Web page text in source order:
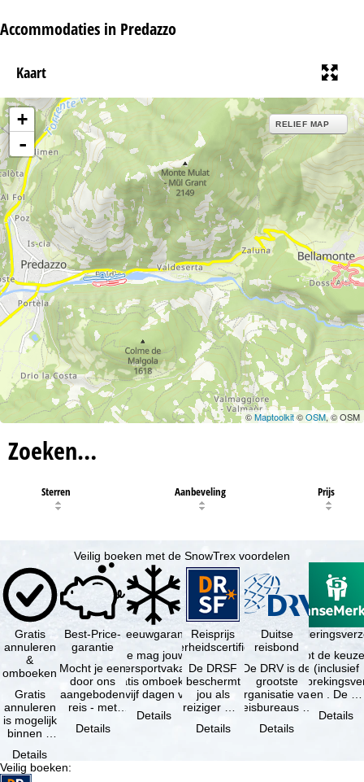
Accommodaties in Predazzo
Kaart
+
-
RELIEF MAP
©Maptoolkit©OSM, © OSM
Zoeken…
Sterren Aanbeveling Prijs
Veilig boeken met de SnowTrex voordelen
Gratis
annuleren
&
omboeken
Gratis
annuleren
is mogelijk
binnen 5
de
boeking,
Details
Best-Price-
garantie
Mocht je een
door ons
aangeboden
reis - met
beschikbaarheid
Details
Sneeuwgarantie
Je mag jouw
wintersportvakantie
gratis omboeken
als vijf dagen voor
Details
Reisprijs
zekerheidscertificaat
De DRSF
beschermt
jou als
reiziger met
pakketreis
Details
Duitse
reisbond
De DRV is de
grootste
organisatie van
reisbureaus en
in Duitsland. …
Details
Je hebt de
(inclusief
en . De …
Details
Veilig boeken: